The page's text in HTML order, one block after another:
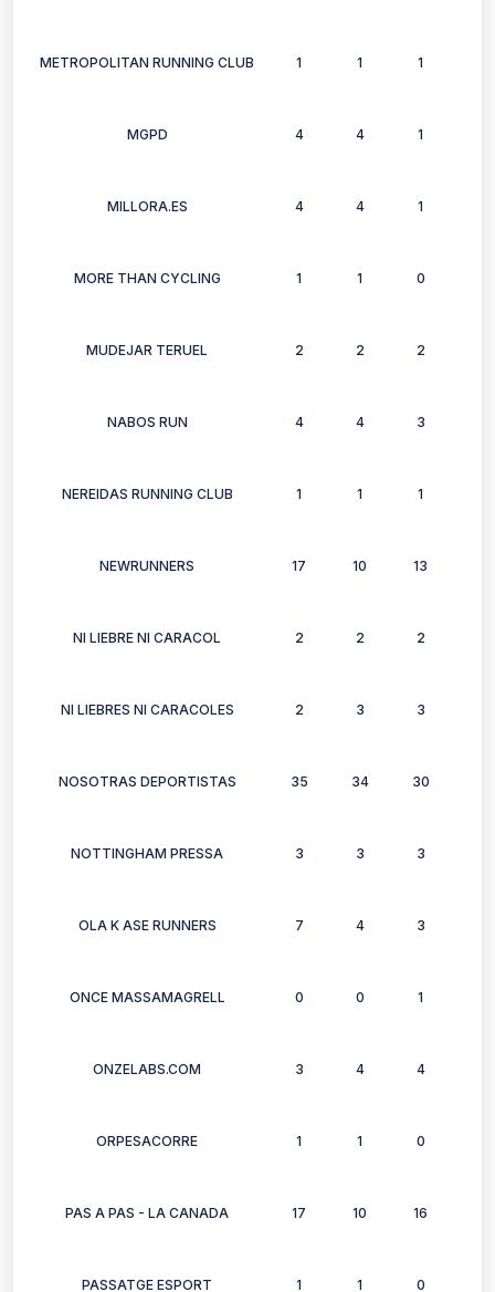
METROPOLITAN RUNNING CLUB 1 1 1
MGPD 4 4 1
MILLORA.ES 4 4 1
MORE THAN CYCLING 1 1 0
MUDEJAR TERUEL 2 2 2
NABOS RUN 4 4 3
NEREIDAS RUNNING CLUB 1 1 1
NEWRUNNERS 17 10 13
NI LIEBRE NI CARACOL 2 2 2
NI LIEBRES NI CARACOLES 2 3 3
NOSOTRAS DEPORTISTAS 35 34 30
NOTTINGHAM PRESSA 3 3 3
OLA K ASE RUNNERS 7 4 3
ONCE MASSAMAGRELL 0 0 1
ONZELABS.COM 3 4 4
ORPESACORRE 1 1 0
PAS A PAS - LA CANADA 17 10 16
PASSATGE ESPORT 1 1 0